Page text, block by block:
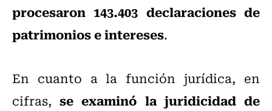
procesaron 143.403 declaraciones de
patrimonios e intereses.
En cuanto a la función jurídica, en
cifras,se examinó la juridicidad de